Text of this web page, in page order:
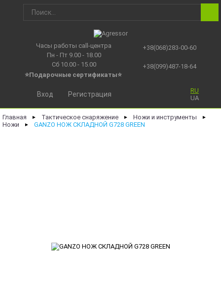
Часы работы call-центра
Пн - Пт 9.00 - 18.00
Сб 10.00 - 15.00
⭐Подарочные сертификаты⭐
+38(068)283-00-60
+38(099)487-18-64
RU
UA
Вход Регистрация
Главная ► Тактическое снаряжение ► Ножи и инструменты ►
Ножи ► GANZO НОЖ СКЛАДНОЙ G728 GREEN